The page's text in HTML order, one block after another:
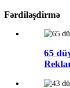
Fərdiləşdirmə
65